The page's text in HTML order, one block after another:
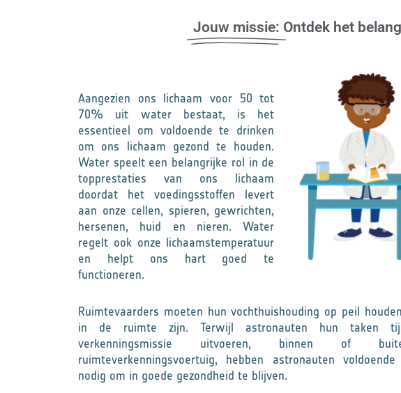
Jouw missie: Ontdek het
Aangezien ons lichaam voor 50 tot
70% uit water bestaat, is het
essentieel om voldoende te drinken
om ons lichaam gezond te houden.
Water speelt een belangrijke rol in de
topprestaties van ons lichaam
doordat het voedingsstoffen levert
aan onze cellen, spieren, gewrichten,
hersenen, huid en nieren. Water
regelt ook onze lichaamstemperatuur
en helpt ons hart goed te
functioneren.
Ruimtevaarders moeten hun vochthuishouding op peil
in de ruimte zijn. Terwijl astronauten hun taken
verkenningsmissie uitvoeren, binnen of
ruimteverkenningsvoertuig, hebben astronauten
nodig om in goede gezondheid te blijven.